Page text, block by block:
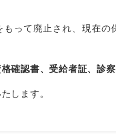
もって廃止され、現在の
確認書、受給者証、診
します。